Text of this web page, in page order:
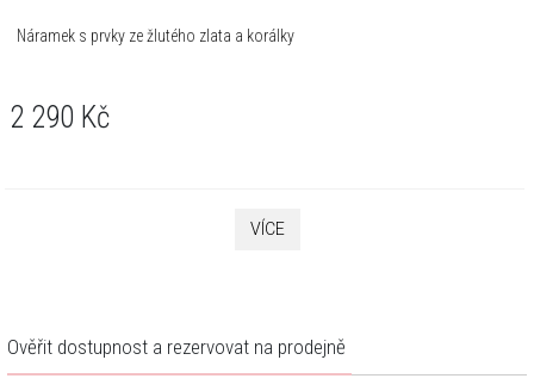
Náramek s prvky ze žlutého zlata a korálky
2 290 Kč
VÍCE
Ověřit dostupnost a rezervovat na prodejně